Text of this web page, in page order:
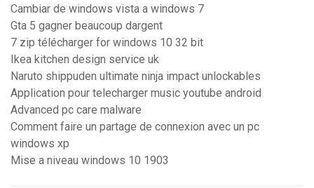
Cambiar de windows vista a windows 7
Gta 5 gagner beaucoup dargent
7 zip télécharger for windows 10 32 bit
Ikea kitchen design service uk
Naruto shippuden ultimate ninja impact unlockables
Application pour telecharger music youtube android
Advanced pc care malware
Comment faire un partage de connexion avec un pc
windows xp
Mise a niveau windows 10 1903